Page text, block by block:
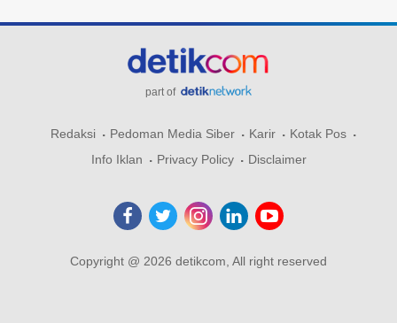
part of
Redaksi Pedoman Media Siber Karir
Kotak Pos
Info Iklan
Privacy Policy Disclaimer
Copyright @ 2026 detikcom, All right reserved